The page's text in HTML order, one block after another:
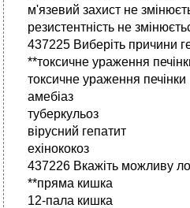
м'язевий захист не
резистентність не
437225 Виберіть причини
**токсичне ураження
токсичне ураження печінки
амебіаз
туберкульоз
вірусний гепатит
ехінококоз
437226 Вкажіть можливу
**пряма кишка
12-пала кишка